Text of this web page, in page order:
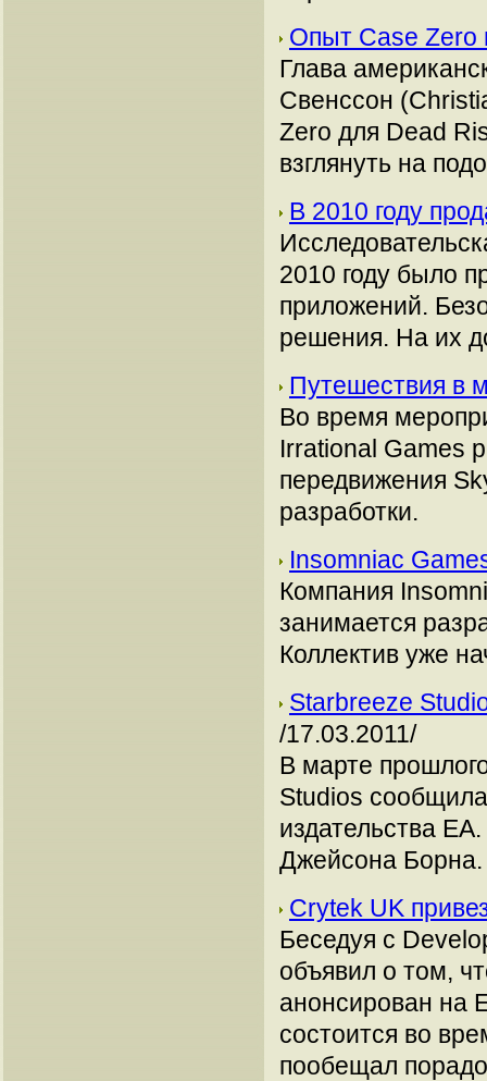
Опыт Case Zero
Глава
Свенссон
Zero для Dead
взглянуть на
В 2010 году
2010 году было
приложений.
решения. На их
Путешествия в
Во время
Irrational Games
передвижения
разработки.
Insomniac
Компания
занимается
Коллектив уже
Starbreeze
/17.03.2011/
В марте
Studios сообщила
издательства
Джейсона Борна.
Crytek UK
Беседуя с
объявил о том,
анонсирован на
состоится во
пообещал